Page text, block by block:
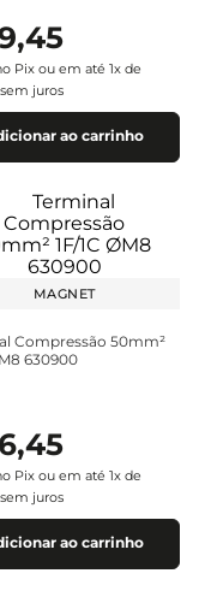
,45
Pix ou em até 1x de
sem juros
ao carrinho
MAGNET
Compressão 50mm²
630900
6,45
Pix ou em até 1x de
sem juros
ao carrinho